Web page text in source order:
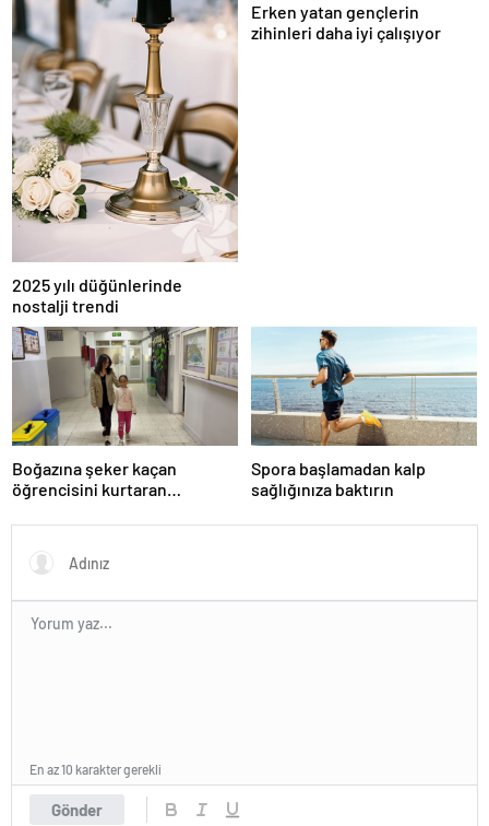
2025 yılı düğünlerinde
nostalji trendi
Erken yatan gençlerin
zihinleri daha iyi çalışıyor
Boğazına şeker kaçan
öğrencisini kurtaran
eğitimine dikkati çekti
Spora başlamadan kalp
sağlığınıza baktırın
Gönder
En az 10 karakter gerekli